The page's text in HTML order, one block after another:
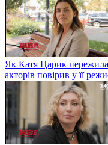
Як Катя Царик пережила
акторів повірив у її